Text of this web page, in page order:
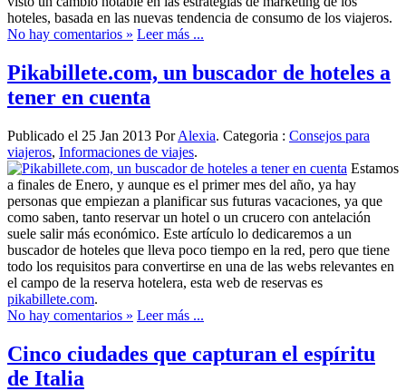
hoteles, basada en las nuevas tendencia de consumo de los viajeros.
No hay comentarios » Leer más ...
Pikabillete.com, un buscador de hoteles a
tener en cuenta
Publicado el 25 Jan 2013 PorAlexia. Categoria : Consejos para
viajeros, Informaciones de viajes.
Estamos
a finales de Enero, y aunque es el primer mes del año, ya hay
personas que empiezan a planificar sus futuras vacaciones, ya que
como saben, tanto reservar un hotel o un crucero con antelación
suele salir más económico. Este artículo lo dedicaremos a un
buscador de hoteles que lleva poco tiempo en la red, pero que tiene
todo los requisitos para convertirse en una de las webs relevantes en
el campo de la reserva hotelera, esta web de reservas es
pikabillete.com.
No hay comentarios » Leer más ...
Cinco ciudades que capturan el espíritu
de Italia